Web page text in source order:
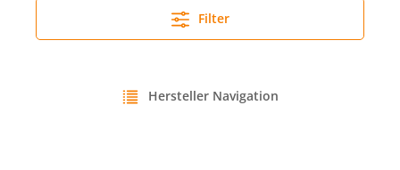
Filter
Hersteller Navigation